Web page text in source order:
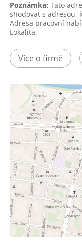
Poznámka: Tato
shodovat s adresou,
Adresa pracovní
Lokalita.
Více o firmě